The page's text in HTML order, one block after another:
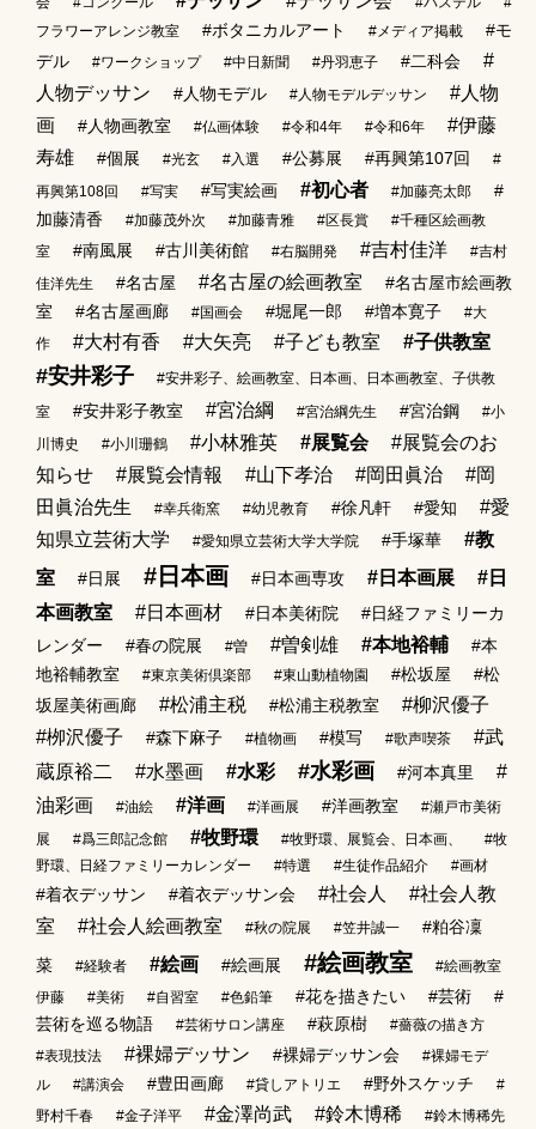
フラワーアレンジ教室
#ボタニカルアート #メディア掲載
#モ
デル
#ワークショップ #中日新聞 #丹羽恵子 #二科会
#
人物デッサン
#人物モデル #人物モデルデッサン
#人物
画
#人物画教室 #仏画体験 #令和4年 #令和6年
#伊藤
寿雄
#個展 #光玄 #入選 #公募展 #再興第107回
#
再興第108回
#写実 #写実絵画 #初心者 #加藤亮太郎
#
加藤清香
#加藤茂外次 #加藤青雅 #区長賞
#千種区絵画教
室
#南風展 #古川美術館 #右脳開発 #吉村佳洋
#吉村
佳洋先生
#名古屋 #名古屋の絵画教室
#名古屋市絵画教
室
#名古屋画廊 #国画会 #堀尾一郎 #増本寛子
#大
作
#大村有香 #大矢亮 #子ども教室 #子供教室
#安井彩子
#安井彩子、絵画教室、日本画、日本画教室、子供教
室
#安井彩子教室 #宮治綱 #宮治綱先生 #宮治鋼
#小
川博史
#小川珊鶴 #小林雅英 #展覧会
#展覧会のお
知らせ
#展覧会情報 #山下孝治 #岡田眞治
#岡
田眞治先生
#幸兵衛窯 #幼児教育 #徐凡軒 #愛知
#愛
知県立芸術大学
#愛知県立芸術大学大学院 #手塚華
#教
室
#日展 #日本画 #日本画専攻 #日本画展
#日
本画教室
#日本画材 #日本美術院
#日経ファミリーカ
レンダー
#春の院展 #曽 #曽剣雄 #本地裕輔
#本
地裕輔教室
#東京美術倶楽部 #東山動植物園 #松坂屋
#松
坂屋美術画廊
#松浦主税 #松浦主税教室
#柳沢優子
#栁沢優子
#森下麻子 #植物画 #模写 #歌声喫茶
#武
蔵原裕二
#水墨画 #水彩 #水彩画 #河本真里
#
油彩画
#油絵 #洋画 #洋画展 #洋画教室
#瀬戸市美術
展
#爲三郎記念館 #牧野環 #牧野環、展覧会、日本画、
#牧
野環、日経ファミリーカレンダー
#特選 #生徒作品紹介 #画材
#着衣デッサン #着衣デッサン会 #社会人
#社会人教
室
#社会人絵画教室 #秋の院展 #笠井誠一
#粕谷凜
菜
#経験者 #絵画 #絵画展 #絵画教室
#絵画教室
伊藤
#美術 #自習室 #色鉛筆 #花を描きたい #芸術
#
芸術を巡る物語
#芸術サロン講座 #萩原樹
#薔薇の描き方
#表現技法
#裸婦デッサン #裸婦デッサン会
#裸婦モデ
ル
#講演会 #豊田画廊 #貸しアトリエ #野外スケッチ
#
野村千春
#金子洋平 #金澤尚武 #鈴木博稀
#鈴木博稀先